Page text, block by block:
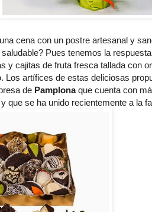
cena con un postre artesanal y
Pues tenemos la
y cajitas de fruta fresca tallada con
Los artífices de estas deliciosas
de Pamplonaque cuenta con
que se ha unido recientemente a la